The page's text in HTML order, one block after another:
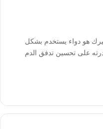
هو دواء يستخدم بشكل
على تحسين تدفق الدم